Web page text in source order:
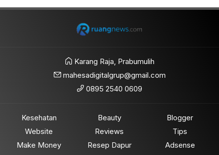
Karang Raja, Prabumulih
mahesadigitalgrup@gmail.com
0895 2540 0609
Kesehatan
Website
Make Money
Beauty
Reviews
Resep Dapur
Blogger
Tips
Adsense